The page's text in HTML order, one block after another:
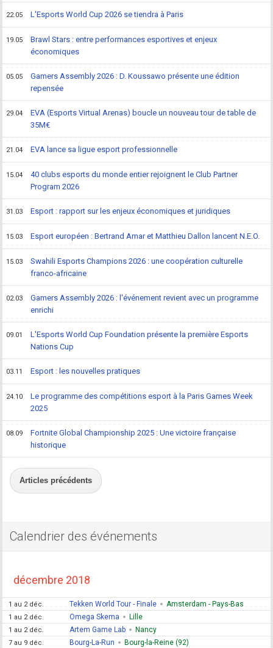
22.05 L'Esports World Cup 2026 se tiendra à Paris
19.05
Brawl Stars : entre performances esportives et enjeux
économiques
05.05
Gamers Assembly 2026 : D. Koussawo présente une édition
repensée
29.04
EVA (Esports Virtual Arenas) boucle un nouveau tour de table de
35M€
21.04 EVA lance sa ligue esport professionnelle
15.04
40 clubs esports du monde entier rejoignent le Club Partner
Program 2026
31.03 Esport : rapport sur les enjeux économiques et juridiques
15.03 Esport européen : Bertrand Amar et Matthieu Dallon lancent N.E.O.
15.03
Swahili Esports Champions 2026 : une coopération culturelle
franco-africaine
02.03
Gamers Assembly 2026 : l'événement revient avec un programme
enrichi
09.01
L'Esports World Cup Foundation présente la première Esports
Nations Cup
03.11 Esport : les nouvelles pratiques
24.10
Le programme des compétitions esport à la Paris Games Week
2025
08.09
Fortnite Global Championship 2025 : Une victoire française
historique
Articles précédents
Calendrier des événements
décembre 2018
1 au 2 déc. Tekken World Tour - Finale Amsterdam - Pays-Bas
1 au 2 déc. Omega Skema Lille
1 au 2 déc. Artem Game Lab Nancy
7 au 9 déc. Bourg-La-Run Bourg-la-Reine (92)